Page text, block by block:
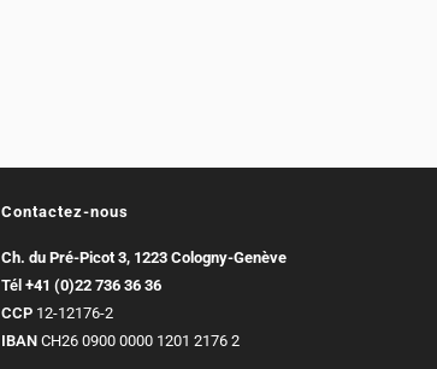
Contactez-nous
Ch. du Pré-Picot 3, 1223 Cologny-Genève
Tél +41 (0)22 736 36 36
CCP 12-12176-2
IBAN CH26 0900 0000 1201 2176 2